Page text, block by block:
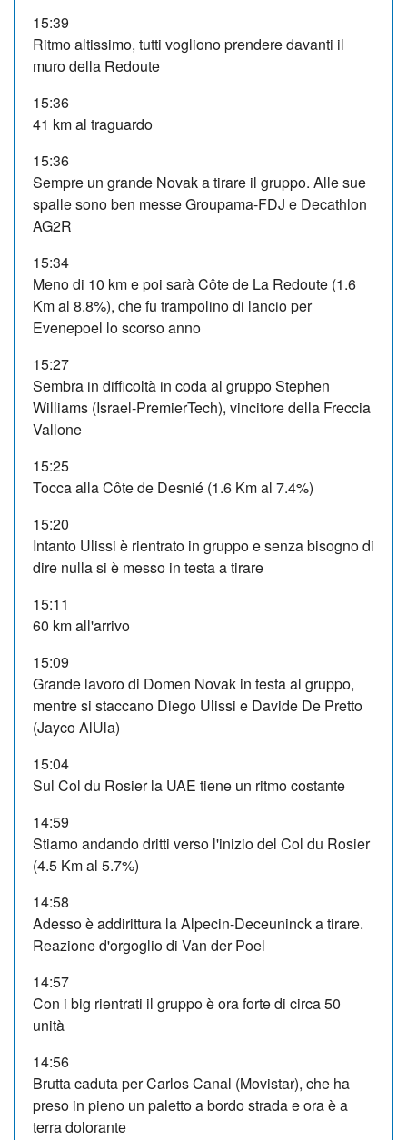
15:39
Ritmo altissimo, tutti vogliono prendere davanti il
muro della Redoute
15:36
41 km al traguardo
15:36
Sempre un grande Novak a tirare il gruppo. Alle sue
spalle sono ben messe Groupama-FDJ e Decathlon
AG2R
15:34
Meno di 10 km e poi sarà Côte de La Redoute (1.6
Km al 8.8%), che fu trampolino di lancio per
Evenepoel lo scorso anno
15:27
Sembra in difficoltà in coda al gruppo Stephen
Williams (Israel-PremierTech), vincitore della Freccia
Vallone
15:25
Tocca alla Côte de Desnié (1.6 Km al 7.4%)
15:20
Intanto Ulissi è rientrato in gruppo e senza bisogno di
dire nulla si è messo in testa a tirare
15:11
60 km all'arrivo
15:09
Grande lavoro di Domen Novak in testa al gruppo,
mentre si staccano Diego Ulissi e Davide De Pretto
(Jayco AlUla)
15:04
Sul Col du Rosier la UAE tiene un ritmo costante
14:59
Stiamo andando dritti verso l'inizio del Col du Rosier
(4.5 Km al 5.7%)
14:58
Adesso è addirittura la Alpecin-Deceuninck a tirare.
Reazione d'orgoglio di Van der Poel
14:57
Con i big rientrati il gruppo è ora forte di circa 50
unità
14:56
Brutta caduta per Carlos Canal (Movistar), che ha
preso in pieno un paletto a bordo strada e ora è a
terra dolorante